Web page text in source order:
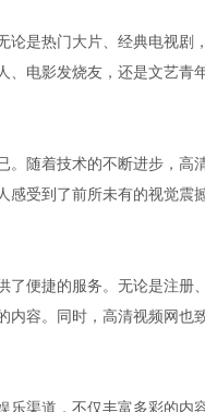
论是热门大片、经典电视
、电影发烧友，还是文艺
。随着技术的不断进步，
感受到了前所未有的视觉
了便捷的服务。无论是注
内容。同时，高清视频网
乐渠道，不仅丰富多彩的